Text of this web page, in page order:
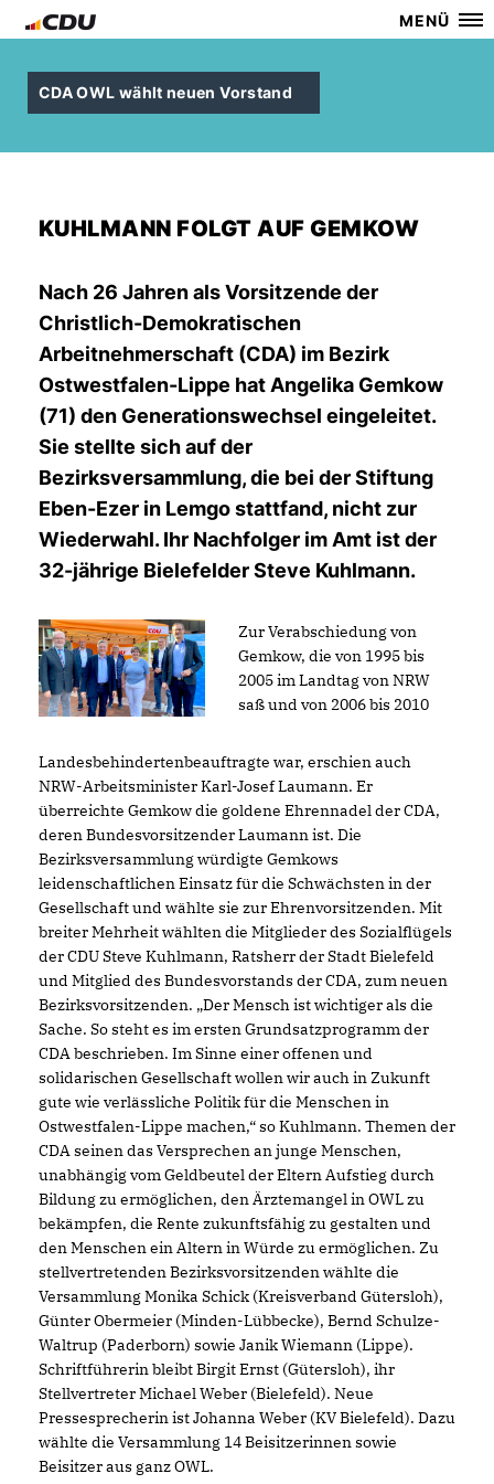
MENÜ
CDA OWL wählt neuen Vorstand
KUHLMANN FOLGT AUF GEMKOW
Nach 26 Jahren als Vorsitzende der
Christlich-Demokratischen
Arbeitnehmerschaft (CDA) im Bezirk
Ostwestfalen-Lippe hat Angelika Gemkow
(71) den Generationswechsel eingeleitet.
Sie stellte sich auf der
Bezirksversammlung, die bei der Stiftung
Eben-Ezer in Lemgo stattfand, nicht zur
Wiederwahl. Ihr Nachfolger im Amt ist der
32-jährige Bielefelder Steve Kuhlmann.
Zur Verabschiedung von
Gemkow, die von 1995 bis
2005 im Landtag von NRW
saß und von 2006 bis 2010
Landesbehindertenbeauftragte war, erschien auch
NRW-Arbeitsminister Karl-Josef Laumann. Er
überreichte Gemkow die goldene Ehrennadel der CDA,
deren Bundesvorsitzender Laumann ist. Die
Bezirksversammlung würdigte Gemkows
leidenschaftlichen Einsatz für die Schwächsten in der
Gesellschaft und wählte sie zur Ehrenvorsitzenden. Mit
breiter Mehrheit wählten die Mitglieder des Sozialflügels
der CDU Steve Kuhlmann, Ratsherr der Stadt Bielefeld
und Mitglied des Bundesvorstands der CDA, zum neuen
Bezirksvorsitzenden. „Der Mensch ist wichtiger als die
Sache. So steht es im ersten Grundsatzprogramm der
CDA beschrieben. Im Sinne einer offenen und
solidarischen Gesellschaft wollen wir auch in Zukunft
gute wie verlässliche Politik für die Menschen in
Ostwestfalen-Lippe machen,“ so Kuhlmann. Themen der
CDA seinen das Versprechen an junge Menschen,
unabhängig vom Geldbeutel der Eltern Aufstieg durch
Bildung zu ermöglichen, den Ärztemangel in OWL zu
bekämpfen, die Rente zukunftsfähig zu gestalten und
den Menschen ein Altern in Würde zu ermöglichen. Zu
stellvertretenden Bezirksvorsitzenden wählte die
Versammlung Monika Schick (Kreisverband Gütersloh),
Günter Obermeier (Minden-Lübbecke), Bernd Schulze-
Waltrup (Paderborn) sowie Janik Wiemann (Lippe).
Schriftführerin bleibt Birgit Ernst (Gütersloh), ihr
Stellvertreter Michael Weber (Bielefeld). Neue
Pressesprecherin ist Johanna Weber (KV Bielefeld). Dazu
wählte die Versammlung 14 Beisitzerinnen sowie
Beisitzer aus ganz OWL.